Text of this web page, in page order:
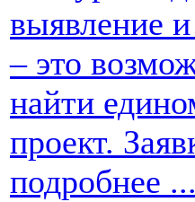
выявление
– это
найти
проект.
подробнее ...